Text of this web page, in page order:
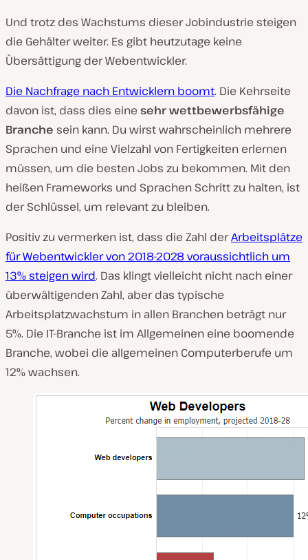
e
Und trotz des Wachstums dieser Jobindustrie steigen
die Gehälter weiter. Es gibt heutzutage keine
Übersättigung der Webentwickler.
Die Nachfrage nach Entwicklern boomt. Die Kehrseite
davon ist, dass dies eine sehr wettbewerbsfähige
Branche sein kann. Du wirst wahrscheinlich mehrere
Sprachen und eine Vielzahl von Fertigkeiten erlernen
müssen, um die besten Jobs zu bekommen. Mit den
heißen Frameworks und Sprachen Schritt zu halten, ist
der Schlüssel, um relevant zu bleiben.
Positiv zu vermerken ist, dass die Zahl derArbeitsplätze
für Webentwickler von 2018-2028 voraussichtlich um
13% steigen wird. Das klingt vielleicht nicht nach einer
überwältigenden Zahl, aber das typische
Arbeitsplatzwachstum in allen Branchen beträgt nur
5%. Die IT-Branche ist im Allgemeinen eine boomende
Branche, wobei die allgemeinen Computerberufe um
12% wachsen.